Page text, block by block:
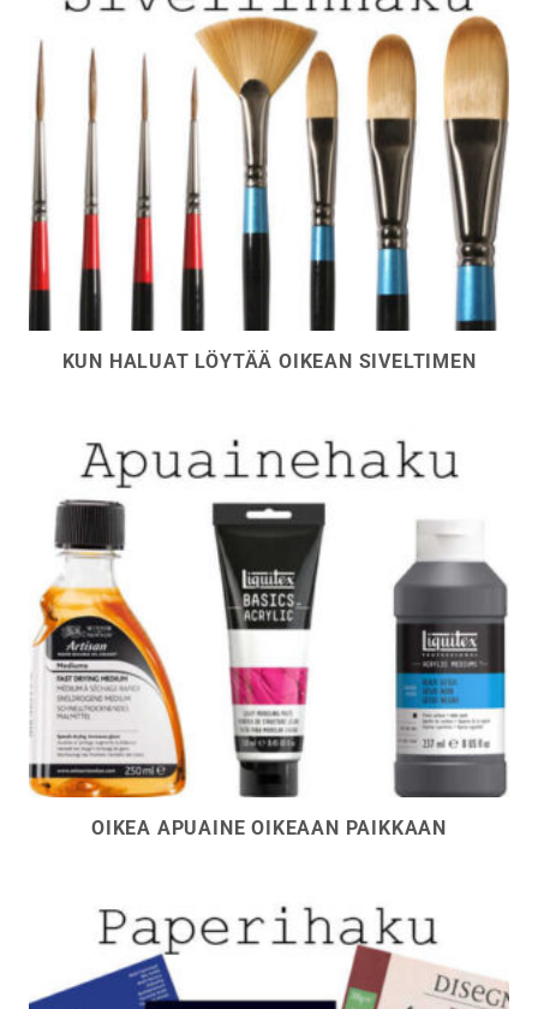
KUN HALUAT LÖYTÄÄ OIKEAN SIVELTIMEN
OIKEA APUAINE OIKEAAN PAIKKAAN